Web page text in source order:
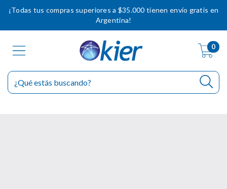
¡Todas tus compras superiores a $35.000 tienen envío gratis en
Argentina!
0